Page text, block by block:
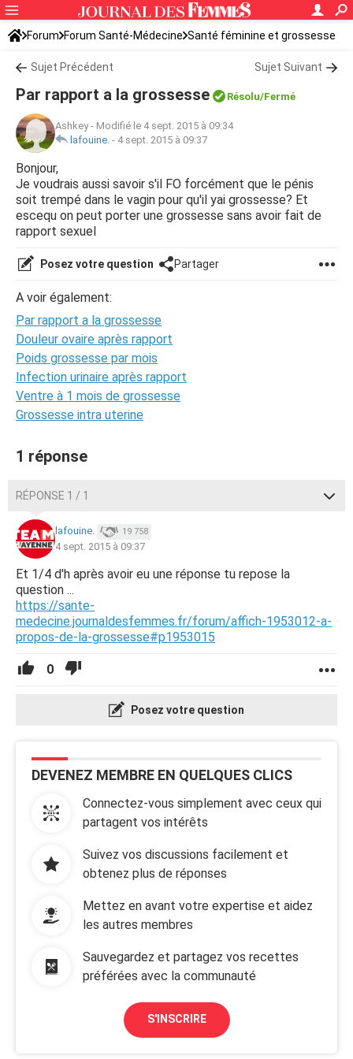
Forum Forum Santé-Médecine Santé féminine et grossesse
Sujet Précédent Sujet Suivant
Par rapport a la grossesse Résolu/Fermé
Ashkey- Modifié le 4 sept. 2015 à 09:34
lafouine. - 4 sept. 2015 à 09:37
Bonjour,
Je voudrais aussi savoir s'il FO forcément que le pénis
soit trempé dans le vagin pour qu'il yai grossesse? Et
escequ on peut porter une grossesse sans avoir fait de
rapport sexuel
Posez votre question Partager
A voir également:
Par rapport a la grossesse
Douleur ovaire après rapport
Poids grossesse par mois
Infection urinaire après rapport
Ventre à 1 mois de grossesse
Grossesse intra uterine
1 réponse
RÉPONSE 1 / 1
lafouine. 19 758
4 sept. 2015 à 09:37
Et 1/4 d'h après avoir eu une réponse tu repose la
question ...
https://sante-
medecine.journaldesfemmes.fr/forum/affich-1953012-a-
propos-de-la-grossesse#p1953015
0
Posez votre question
DEVENEZ MEMBRE EN QUELQUES CLICS
Connectez-vous simplement avec ceux qui
partagent vos intérêts
Suivez vos discussions facilement et
obtenez plus de réponses
Mettez en avant votre expertise et aidez
les autres membres
Sauvegardez et partagez vos recettes
préférées avec la communauté
S'INSCRIRE